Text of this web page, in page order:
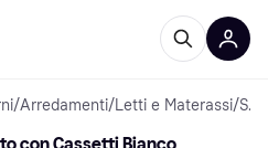
/Arredamenti/Letti e Materassi/ Strutture letto